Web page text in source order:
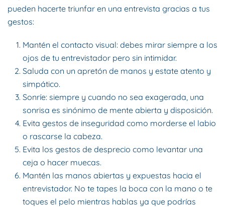
pueden hacerte triunfar en una entrevista gracias a tus
gestos:
Mantén el contacto visual: debes mirar siempre a los
ojos de tu entrevistador pero sin intimidar.
Saluda con un apretón de manos y estate atento y
simpático.
Sonríe: siempre y cuando no sea exagerada, una
sonrisa es sinónimo de mente abierta y disposición.
Evita gestos de inseguridad como morderse el labio
o rascarse la cabeza.
Evita los gestos de desprecio como levantar una
ceja o hacer muecas.
Mantén las manos abiertas y expuestas hacia el
entrevistador. No te tapes la boca con la mano o te
toques el pelo mientras hablas ya que podrías